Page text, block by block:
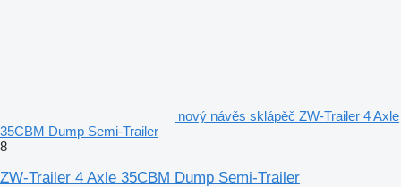
nový návěs sklápěč ZW-Trailer 4 Axle
35CBM Dump Semi-Trailer
8
ZW-Trailer 4 Axle 35CBM Dump Semi-Trailer